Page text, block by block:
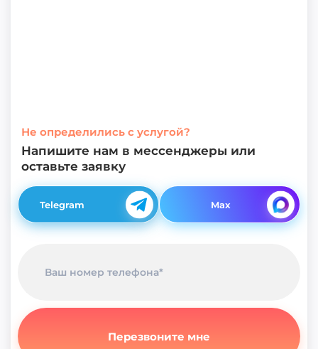
Не определились с услугой?
Напишите нам в мессенджеры или
оставьте заявку
Telegram Max